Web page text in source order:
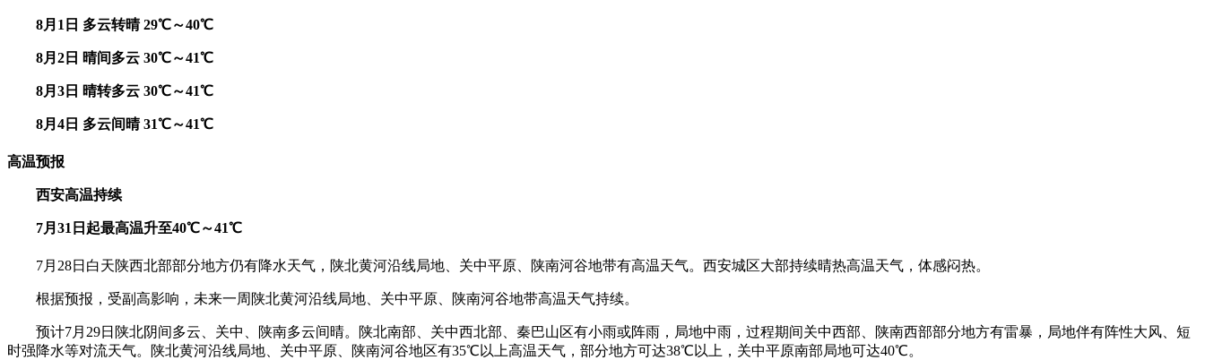
8月1日 多云转晴 29℃～40℃
8月2日 晴间多云 30℃～41℃
8月3日 晴转多云 30℃～41℃
8月4日 多云间晴 31℃～41℃
高温预报
西安高温持续
7月31日起最高温升至40℃～41℃
7月28日白天陕西北部部分地方仍有降水天气，陕北黄河沿线局地、关中平原、陕南河谷地带有高温天气。西安城区大部持续晴热高温天气，体感闷热。
根据预报，受副高影响，未来一周陕北黄河沿线局地、关中平原、陕南河谷地带高温天气持续。
预计7月29日陕北阴间多云、关中、陕南多云间晴。陕北南部、关中西北部、秦巴山区有小雨或阵雨，局地中雨，过程期间关中西部、陕南西部部分地方有雷暴，局地伴有阵性大风、短
时强降水等对流天气。陕北黄河沿线局地、关中平原、陕南河谷地区有35℃以上高温天气，部分地方可达38℃以上，关中平原南部局地可达40℃。